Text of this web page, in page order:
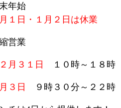
年始
１日・１月２日は休業
営業
月３１日 １０時～１８時
月３日 ９時３０分～２２時